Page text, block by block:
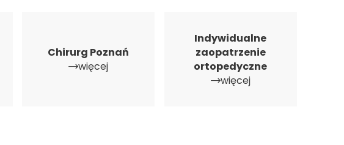
Chirurg Poznań
więcej
Indywidualne
zaopatrzenie
ortopedyczne
więcej